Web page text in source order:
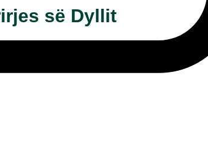
së Dyllit